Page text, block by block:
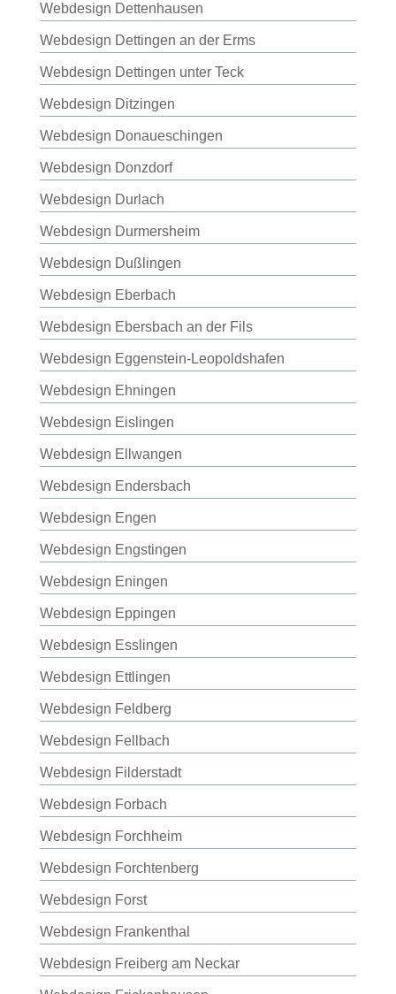
Webdesign Dettenhausen
Webdesign Dettingen an der Erms
Webdesign Dettingen unter Teck
Webdesign Ditzingen
Webdesign Donaueschingen
Webdesign Donzdorf
Webdesign Durlach
Webdesign Durmersheim
Webdesign Dußlingen
Webdesign Eberbach
Webdesign Ebersbach an der Fils
Webdesign Eggenstein-Leopoldshafen
Webdesign Ehningen
Webdesign Eislingen
Webdesign Ellwangen
Webdesign Endersbach
Webdesign Engen
Webdesign Engstingen
Webdesign Eningen
Webdesign Eppingen
Webdesign Esslingen
Webdesign Ettlingen
Webdesign Feldberg
Webdesign Fellbach
Webdesign Filderstadt
Webdesign Forbach
Webdesign Forchheim
Webdesign Forchtenberg
Webdesign Forst
Webdesign Frankenthal
Webdesign Freiberg am Neckar